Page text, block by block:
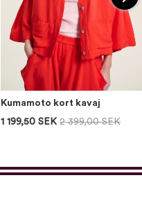
Kumamoto kort kavaj
1 199,50 SEK 2 399,00 SEK